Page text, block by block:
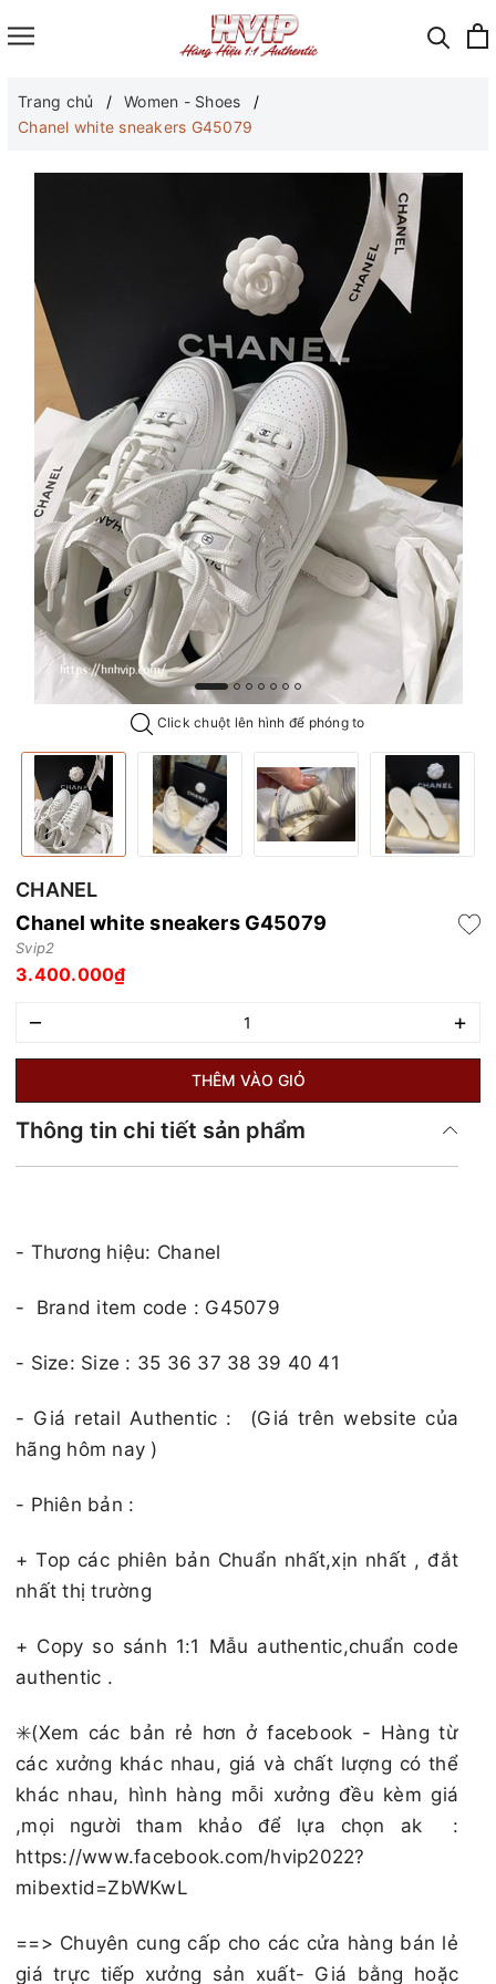
Trang chủ
Women - Shoes
Chanel white sneakers G45079
Click chuột lên hình để phóng to
CHANEL
Chanel white sneakers G45079
Svip2
3.400.000₫
– +
THÊM VÀO GIỎ
Thông tin chi tiết sản phẩm
- Thương hiệu: Chanel
- Brand item code : G45079
- Size: Size : 35 36 37 38 39 40 41
​​​- Giá retail Authentic : (Giá trên website của
hãng hôm nay )​​​
- Phiên bản :
+ Top các phiên bản Chuẩn nhất,xịn nhất , đắt
nhất thị trường
+ Copy so sánh 1:1 Mẫu authentic,chuẩn code
authentic .
✳️(Xem các bản rẻ hơn ở facebook - Hàng từ
các xưởng khác nhau, giá và chất lượng có thể
khác nhau, hình hàng mỗi xưởng đều kèm giá
,mọi người tham khảo để lựa chọn ak :
https://www.facebook.com/hvip2022?
mibextid=ZbWKwL
==> Chuyên cung cấp cho các cửa hàng bán lẻ
giá trực tiếp xưởng sản xuất- Giá bằng hoặc